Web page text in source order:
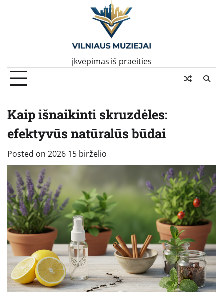
įkvėpimas iš praeities
Kaip išnaikinti skruzdėles:
efektyvūs natūralūs būdai
Posted on 2026 15 birželio